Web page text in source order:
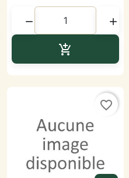
 

favorite_border